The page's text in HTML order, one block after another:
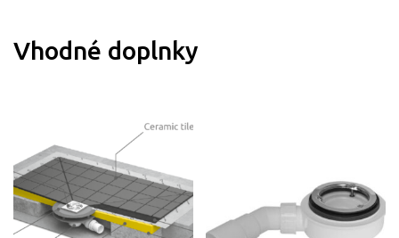
Vhodné doplnky